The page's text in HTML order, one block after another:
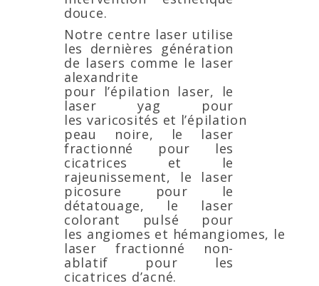
douce.
Notre centre laser utilise
les dernières génération
de lasers comme le laser
alexandrite
pour l’épilation laser, le
laser yag pour
les varicosités et l’épilation
peau noire, le laser
fractionné pour les
cicatrices et le
rajeunissement, le laser
picosure pour le
détatouage, le laser
colorant pulsé pour
les angiomes et hémangiomes, le
laser fractionné non-
ablatif pour les
cicatrices d’acné.